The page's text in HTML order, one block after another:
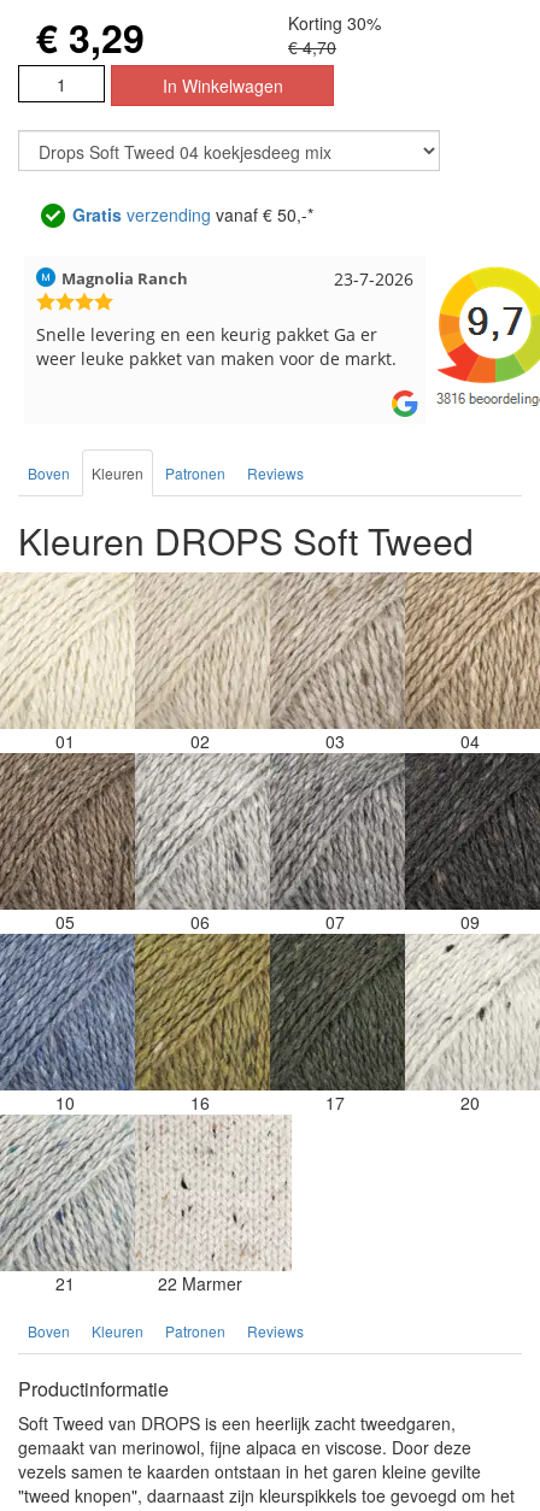
€ 3,29
Korting 30%
€ 4,70
Gratis verzending vanaf € 50,-*
2026 17-7-2026
Hilde uit Loyers
Reeds meerdere keren breigaren en
breinaalden besteld, altijd heel tevreden over
Boven Kleuren Patronen Reviews
Kleuren DROPS Soft Tweed
01 02 03 04
05 06 07 09
10 16 17 20
21 22 Marmer
Boven Kleuren Patronen Reviews
Productinformatie
Soft Tweed van DROPS is een heerlijk zacht tweedgaren,
gemaakt van merinowol, fijne alpaca en viscose. Door deze
vezels samen te kaarden ontstaan in het garen kleine gevilte
"tweed knopen", daarnaast zijn kleurspikkels toe gevoegd om het